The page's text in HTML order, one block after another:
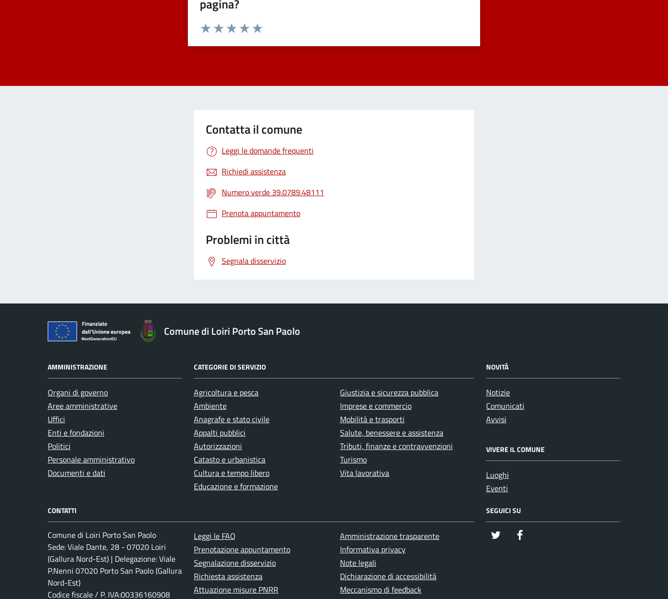
Imposte
Imprese
Inquinamento
Integrazione sociale
Isolamento termico
Istruzione
Matrimonio
Mercato
pagina?
Contatta il comune
Leggi le domande frequenti
Richiedi assistenza
Numero verde 39.0789.48111
Prenota appuntamento
Problemi in città
Segnala disservizio
Comune di Loiri Porto San Paolo
AMMINISTRAZIONE
Organi di governo
Aree amministrative
Uffici
Enti e fondazioni
Politici
Personale amministrativo
Documenti e dati
CATEGORIE DI SERVIZIO
Agricoltura e pesca
Ambiente
Anagrafe e stato civile
Appalti pubblici
Autorizzazioni
Catasto e urbanistica
Cultura e tempo libero
Educazione e formazione
Giustizia e sicurezza pubblica
Imprese e commercio
Mobilità e trasporti
Salute, benessere e assistenza
Tributi, finanze e contravvenzioni
Turismo
Vita lavorativa
NOVITÀ
Notizie
Comunicati
Avvisi
VIVERE IL COMUNE
Luoghi
Eventi
CONTATTI
Comune di Loiri Porto San Paolo
Sede: Viale Dante, 28 - 07020 Loiri
(Gallura Nord-Est) | Delegazione: Viale
P.Nenni 07020 Porto San Paolo (Gallura
Nord-Est)
Codice fiscale / P. IVA:00336160908
Leggi le FAQ
Prenotazione appuntamento
Segnalazione disservizio
Richiesta assistenza
Attuazione misure PNRR
Amministrazione trasparente
Informativa privacy
Note legali
Dichiarazione di accessibilità
Meccanismo di feedback
SEGUICI SU
twitter